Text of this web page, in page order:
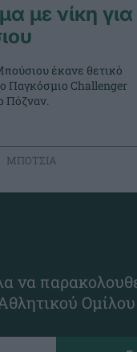
με νίκη
έκανε θετικό
Παγκόσμιο Challenger
Πόζναν.
ΜΠΟΤΣΙΑ
να
Ομίλου